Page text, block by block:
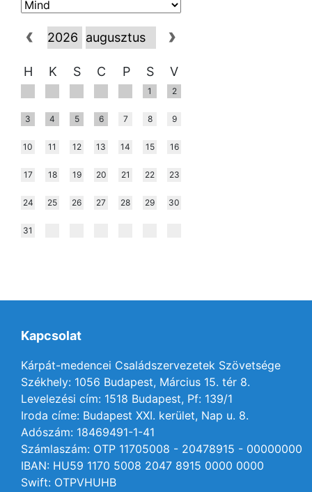
H K S C P S V
1 2
3 4 5 6 7 8 9
10 11 12 13 14 15 16
17 18 19 20 21 22 23
24 25 26 27 28 29 30
31
Kapcsolat
Kárpát-medencei Családszervezetek Szövetsége
Székhely: 1056 Budapest, Március 15. tér 8.
Levelezési cím: 1518 Budapest, Pf: 139/1
Iroda címe: Budapest XXI. kerület, Nap u. 8.
Adószám: 18469491-1-41
Számlaszám: OTP 11705008 - 20478915 - 00000000
IBAN: HU59 1170 5008 2047 8915 0000 0000
Swift: OTPVHUHB